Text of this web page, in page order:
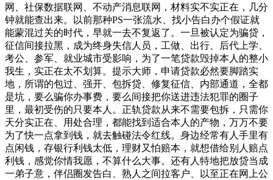
网、社保数据联网、不动产消息联网，材料实不实正在，几分
钟就能查出来。以前那种PS一张流水、找小告白办个假证就
能蒙混过关的时代，早就一去不复返了。一旦被认定为骗贷，
征信间接拉黑，成为终身失信人员，工做、出行、后代上学、
考公、参军、就业城市受影响，为了一笔贷款毁掉本人的整小
我生，实正在太不划算。提示大师，申请贷款必然要脚踏实
地，所谓的包过、强开、包拆贷、修复征信、内部通道，全都
是坑，要么骗你办事费，要么间接把你送进违法犯罪的圈子
里，最初受伤的只要本人。正轨贷款从来不需要包拆，只需你
天分实正在、用处合理，都能找到适合本人的产物，万万不要
为了快一点拿到钱，就去触碰法令红线。身边经常有人手里有
点闲钱，存银行利钱太低，理财又怕赔本，就想借给别人赔点
利钱，感觉你情我愿，不算什么大事。还有人特地把放贷当成
一弟子意，伴侣圈发告白、熟人之间拉客户、以至正在网上公